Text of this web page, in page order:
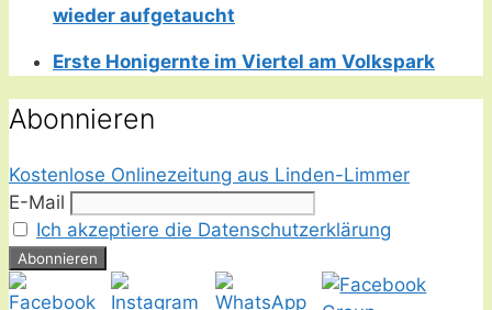
wieder aufgetaucht
Erste Honigernte im Viertel am Volkspark
Abonnieren
Kostenlose Onlinezeitung aus Linden-Limmer
E-Mail
Ich akzeptiere die Datenschutzerklärung